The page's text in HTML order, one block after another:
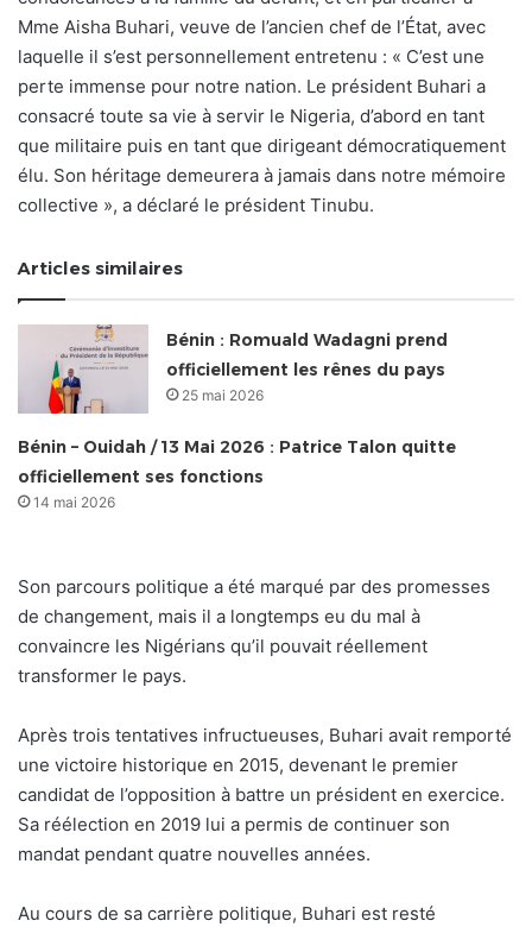
Mme Aisha Buhari, veuve de l’ancien chef de l’État, avec
laquelle il s’est personnellement entretenu : « C’est une
perte immense pour notre nation. Le président Buhari a
consacré toute sa vie à servir le Nigeria, d’abord en tant
que militaire puis en tant que dirigeant démocratiquement
élu. Son héritage demeurera à jamais dans notre mémoire
collective », a déclaré le président Tinubu.
Articles similaires
Bénin : Romuald Wadagni prend
officiellement les rênes du pays
25 mai 2026
Bénin – Ouidah / 13 Mai 2026 : Patrice Talon quitte
officiellement ses fonctions
14 mai 2026
Son parcours politique a été marqué par des promesses
de changement, mais il a longtemps eu du mal à
convaincre les Nigérians qu’il pouvait réellement
transformer le pays.
Après trois tentatives infructueuses, Buhari avait remporté
une victoire historique en 2015, devenant le premier
candidat de l’opposition à battre un président en exercice.
Sa réélection en 2019 lui a permis de continuer son
mandat pendant quatre nouvelles années.
Au cours de sa carrière politique, Buhari est resté